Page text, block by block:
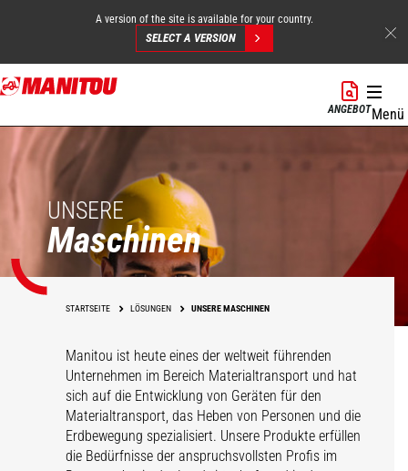
Direkt
zum
A version of the site is available for your country.
SELECT A VERSION
ANGEBOTMenü
UNSERE
Maschinen
STARTSEITE LÖSUNGEN UNSERE MASCHINEN
Manitou ist heute eines der weltweit führenden
Unternehmen im Bereich Materialtransport und hat
sich auf die Entwicklung von Geräten für den
Materialtransport, das Heben von Personen und die
Erdbewegung spezialisiert. Unsere Produkte erfüllen
die Bedürfnisse der anspruchsvollsten Profis im